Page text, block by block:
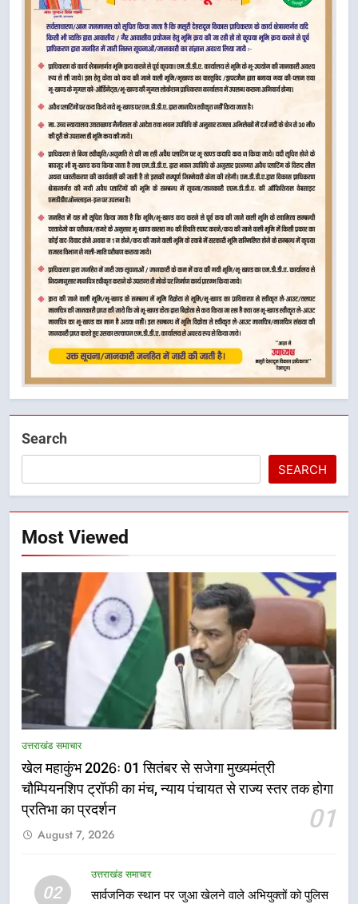
Search
SEARCH
Most Viewed
उत्तराखंड समाचार
खेल महाकुंभ 2026ः 01 सितंबर से सजेगा मुख्यमंत्री
चौम्पियनशिप ट्रॉफी का मंच, न्याय पंचायत से राज्य स्तर तक होगा
प्रतिभा का प्रदर्शन
01
August 7, 2026
02
उत्तराखंड समाचार
सार्वजनिक स्थान पर जुआ खेलने वाले अभियुक्तों को पुलिस
राष्ट्रीय हथकरघा दिवस पर मुख्यमंत्री
कारीगरों को किया सम्मानित
उत्तराखंड समाचार
6
का गठन
उत्तराखंड समाचार